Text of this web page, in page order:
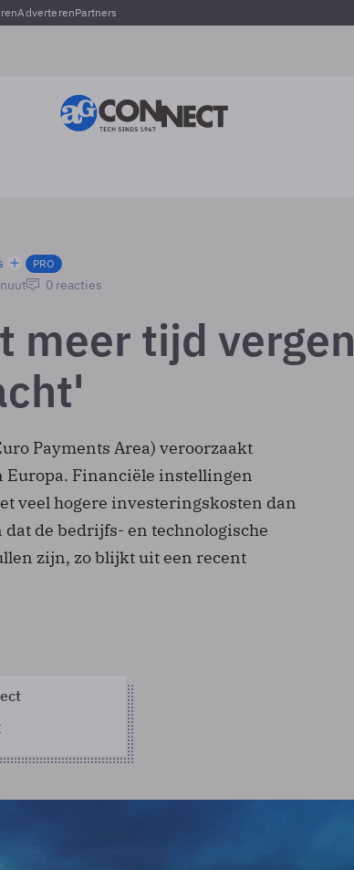
AdverterenPartners
PRO
0 reacties
meer tijd vergen
Payments Area) veroorzaakt
Financiële instellingen
veel hogere investeringskosten dan
de bedrijfs- en technologische
zijn, zo blijkt uit een recent